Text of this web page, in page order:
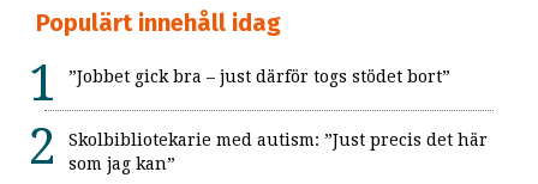
Populärt innehåll idag
”Jobbet gick bra – just därför togs stödet bort”
Skolbibliotekarie med autism: ”Just precis det här
som jag kan”